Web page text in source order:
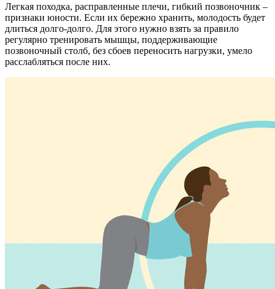
Легкая походка, расправленные плечи, гибкий позвоночник –
признаки юности. Если их бережно хранить, молодость будет
длиться долго-долго. Для этого нужно взять за правило
регулярно тренировать мышцы, поддерживающие
позвоночный столб, без сбоев переносить нагрузки, умело
расслабляться после них.